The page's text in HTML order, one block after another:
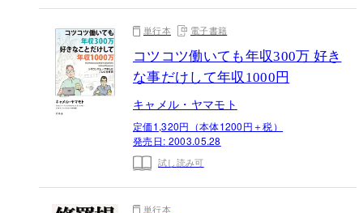
単行本 電子書籍
コツコツ働いても年収300万 好き
な事だけして年収1000円
キャメル・ヤマモト
定価1,320円（本体1200円＋税）
発売日: 2003.05.28
試し読み可
単行本